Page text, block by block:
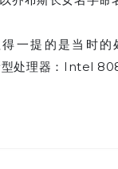
一提的是当时的
处理器：Intel